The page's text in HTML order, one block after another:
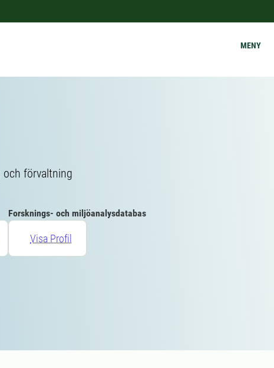
MENY
förvaltning
Forsknings- och miljöanalysdatabas
Visa Profil